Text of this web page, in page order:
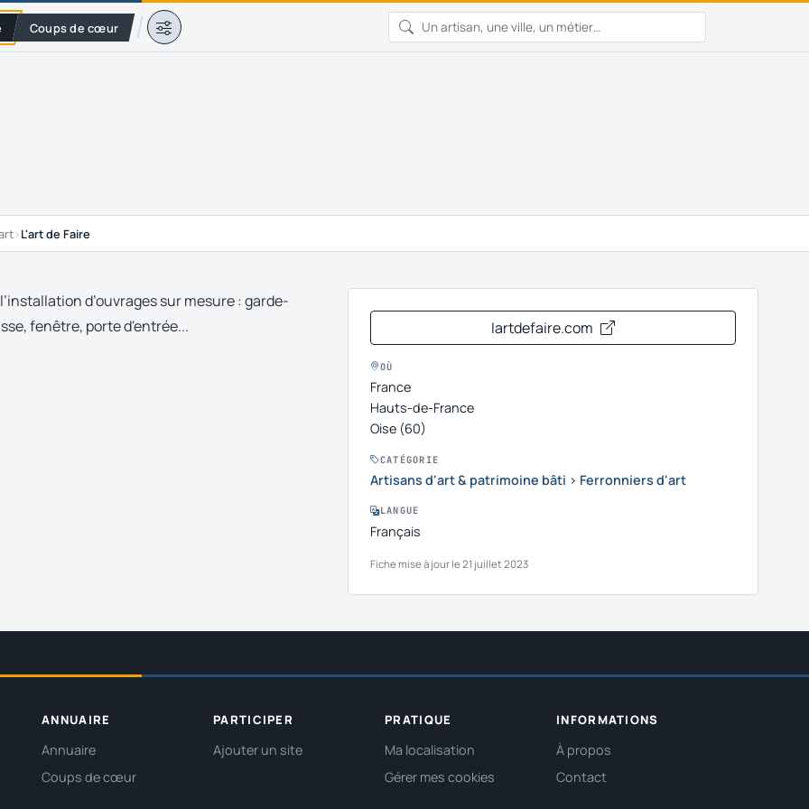
Coups de cœur
›L'art de Faire
d’ouvrages sur mesure : garde-
fenêtre, porte d'entrée...
lartdefaire.com
OÙ
France
Hauts-de-France
Oise (60)
CATÉGORIE
Artisans d'art & patrimoine bâti › Ferronniers d'art
LANGUE
Français
Fiche mise à jour le 21 juillet 2023
ANNUAIRE
Annuaire
Coups de cœur
PARTICIPER
Ajouter un site
PRATIQUE
Ma localisation
Gérer mes cookies
INFORMATIONS
À propos
Contact